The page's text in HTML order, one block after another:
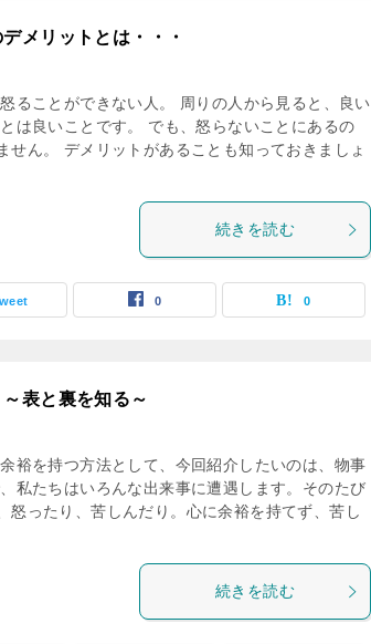
メリットとは・・・
ることができない人。 周りの人から見ると、良い
は良いことです。 でも、怒らないことにあるの
せん。 デメリットがあることも知っておきましょ
続きを読む
0 0
表と裏を知る～
裕を持つ方法として、今回紹介したいのは、物事
私たちはいろんな出来事に遭遇します。そのたび
怒ったり、苦しんだり。心に余裕を持てず、苦し
続きを読む